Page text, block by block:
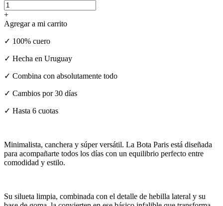
+
Agregar a mi carrito
✓ 100% cuero
✓ Hecha en Uruguay
✓ Combina con absolutamente todo
✓ Cambios por 30 días
✓ Hasta 6 cuotas
Minimalista, canchera y súper versátil. La Bota Paris está diseñada
para acompañarte todos los días con un equilibrio perfecto entre
comodidad y estilo.
Su silueta limpia, combinada con el detalle de hebilla lateral y su